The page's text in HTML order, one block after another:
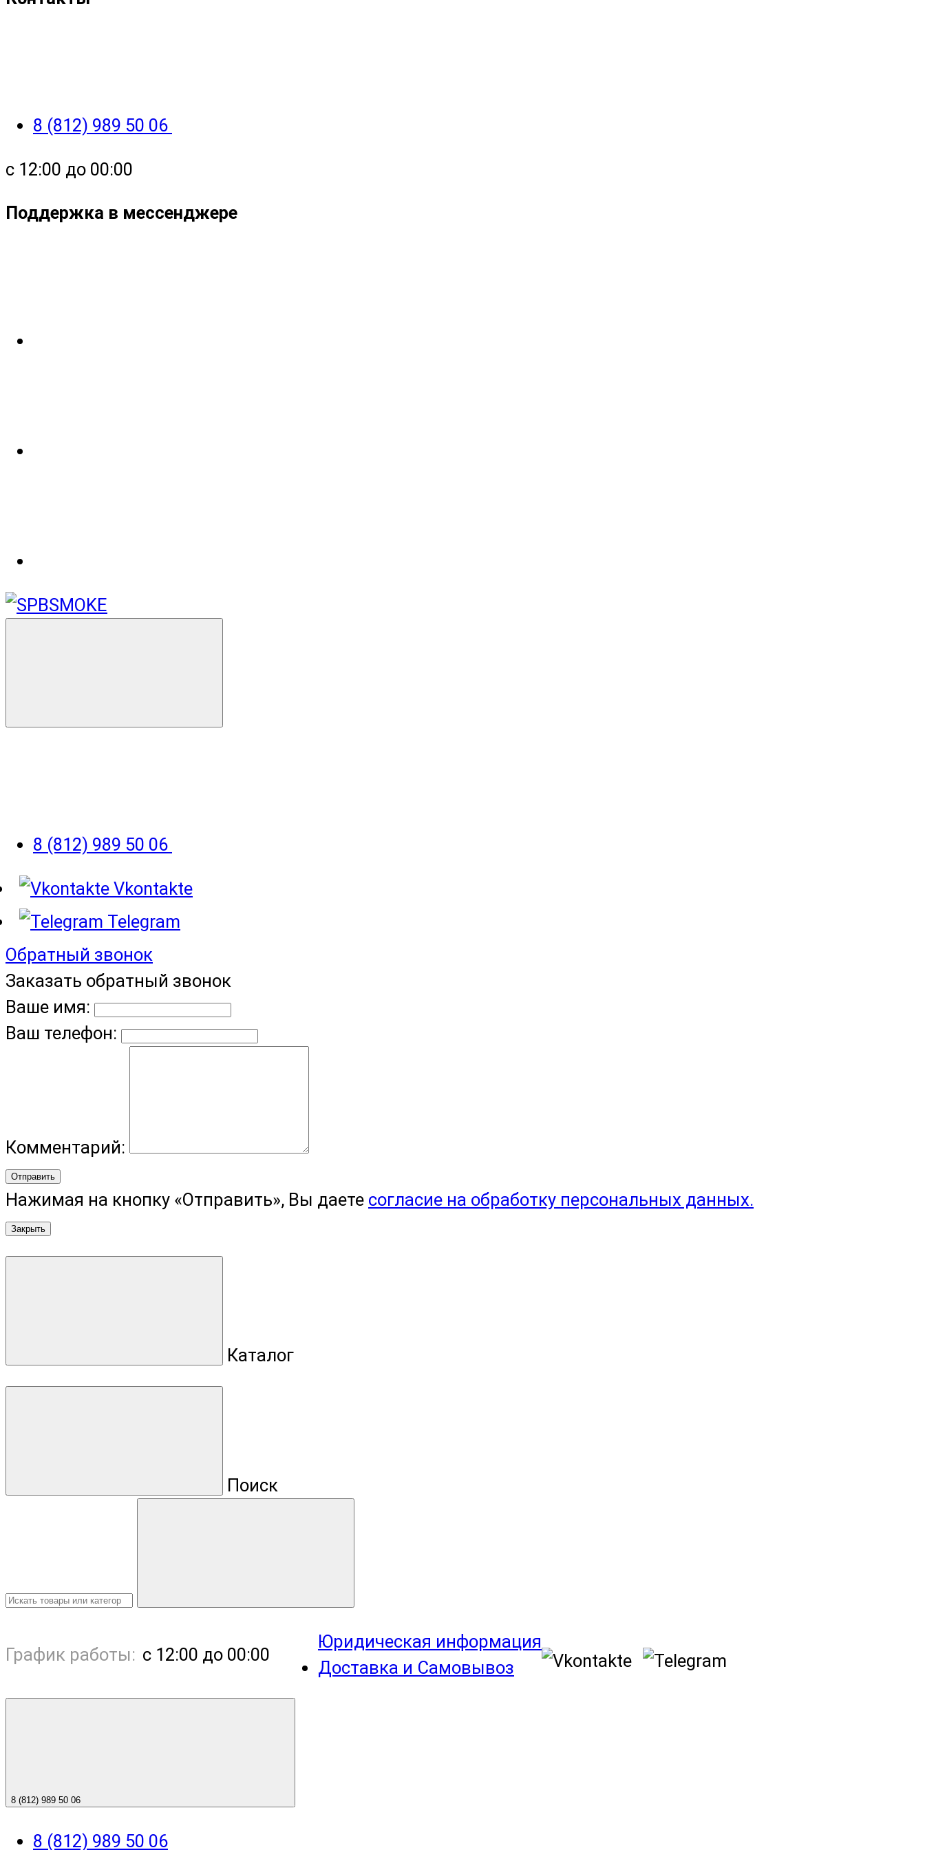
8 (812) 989 50 06
с 12:00 до 00:00
Поддержка в мессенджере
8 (812) 989 50 06
Vkontakte
Telegram
Обратный звонок
Заказать обратный звонок
Ваше имя:
Ваш телефон:
Комментарий:
Отправить
Нажимая на кнопку «Отправить», Вы даете согласие на обработку персональных данных.
Закрыть
Каталог
Поиск
График работы: с 12:00 до 00:00
Юридическая информация
Доставка и Самовывоз
8 (812) 989 50 06
8 (812) 989 50 06